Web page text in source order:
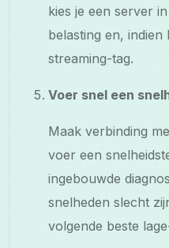
kies je een server
belasting en, indien
streaming-tag.
Voer snel een
Maak verbinding
voer een
ingebouwde
snelheden slecht
volgende beste